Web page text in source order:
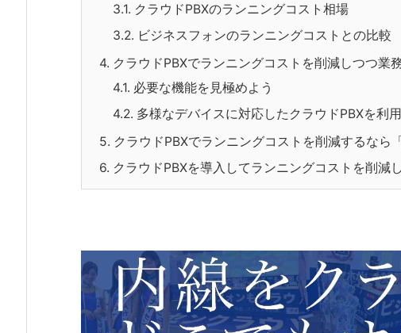
3.1. クラウドPBXのランニングコスト相場
3.2. ビジネスフォンのランニングコストとの比較
4. クラウドPBXでランニングコストを削減しつつ業
4.1. 必要な機能を見極めよう
4.2. 多様なデバイスに対応したクラウドPBXを利
5. クラウドPBXでランニングコストを削減するなら
6. クラウドPBXを導入してランニングコストを削減